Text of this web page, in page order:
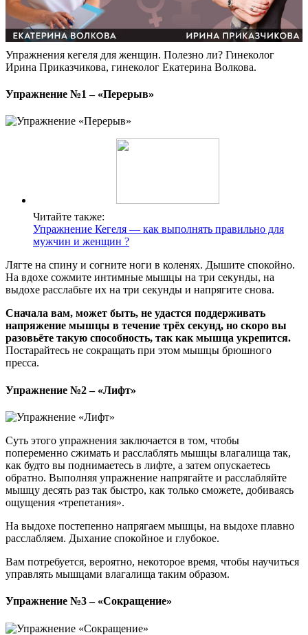
Упражнения кегеля для женщин. Полезно ли? Гинеколог
Ирина Приказчикова, гинеколог Екатерина Волкова.
Упражнение №1 – «Перерыв»
Читайте также:
Упражнение Кегеля — как выполнять правильно для
мужчин и женщин ?
Лягте на спину и согните ноги в коленях. Дышите спокойно.
На вдохе сожмите интимные мышцы на три секунды, на
выдохе расслабьте их на три секунды и напрягите снова.
Сначала вам, может быть, не удастся поддерживать
напряжение мышцы в течение трёх секунд, но скоро вы
разовьёте такую способность, так как мышца укрепится.
Постарайтесь не сокращать при этом мышцы брюшного
пресса.
Упражнение №2 – «Лифт»
Суть этого упражнения заключается в том, чтобы
попеременно сжимать и расслаблять мышцы влагалища так,
как будто вы поднимаетесь в лифте, а затем опускаетесь
обратно. Выполняя упражнение напрягайте и расслабляйте
мышцу десять раз так быстро, как только сможете, добиваясь
ощущения «трепетания».
На выдохе постепенно напрягаем мышцы, на выдохе плавно
расслабляем. Дыхание спокойное и глубокое.
Вам потребуется, вероятно, некоторое время, чтобы научиться
управлять мышцами влагалища таким образом.
Упражнение №3 – «Сокращение»